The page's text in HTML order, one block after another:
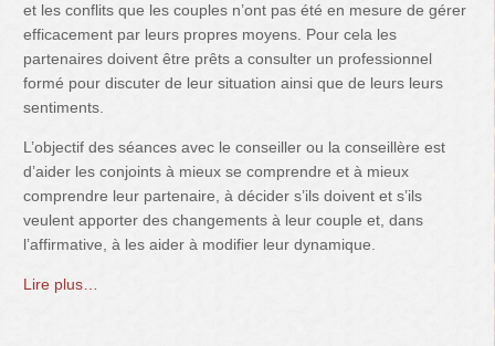
et les conflits que les couples n’ont pas été en mesure de gérer
efficacement par leurs propres moyens. Pour cela les
partenaires doivent être prêts a consulter un professionnel
formé pour discuter de leur situation ainsi que de leurs leurs
sentiments.
L’objectif des séances avec le conseiller ou la conseillère est
d’aider les conjoints à mieux se comprendre et à mieux
comprendre leur partenaire, à décider s’ils doivent et s’ils
veulent apporter des changements à leur couple et, dans
l’affirmative, à les aider à modifier leur dynamique.
Lire plus…